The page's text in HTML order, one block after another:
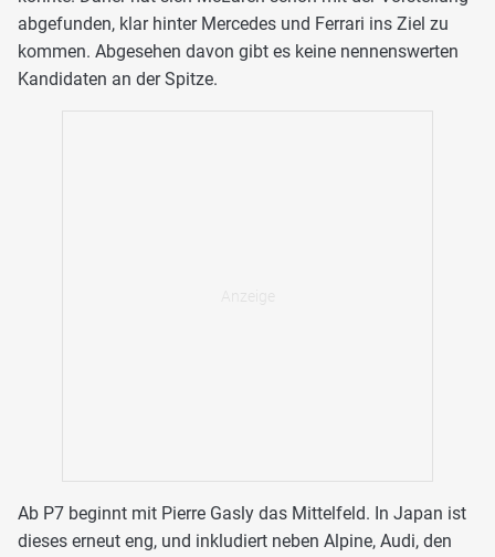
abgefunden, klar hinter Mercedes und Ferrari ins Ziel zu
kommen. Abgesehen davon gibt es keine nennenswerten
Kandidaten an der Spitze.
Ab P7 beginnt mit Pierre Gasly das Mittelfeld. In Japan ist
dieses erneut eng, und inkludiert neben Alpine, Audi, den